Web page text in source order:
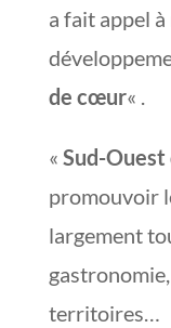
a fait appel
de cœur« .
« Sud-
promouvoir
largement
territoires…